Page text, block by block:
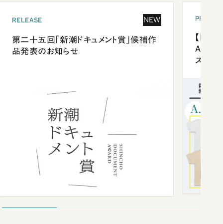
RELEASE NEW
第二十五回「新潮ドキュメント賞」候補作
品発表のお知らせ
【「新
ズプレ